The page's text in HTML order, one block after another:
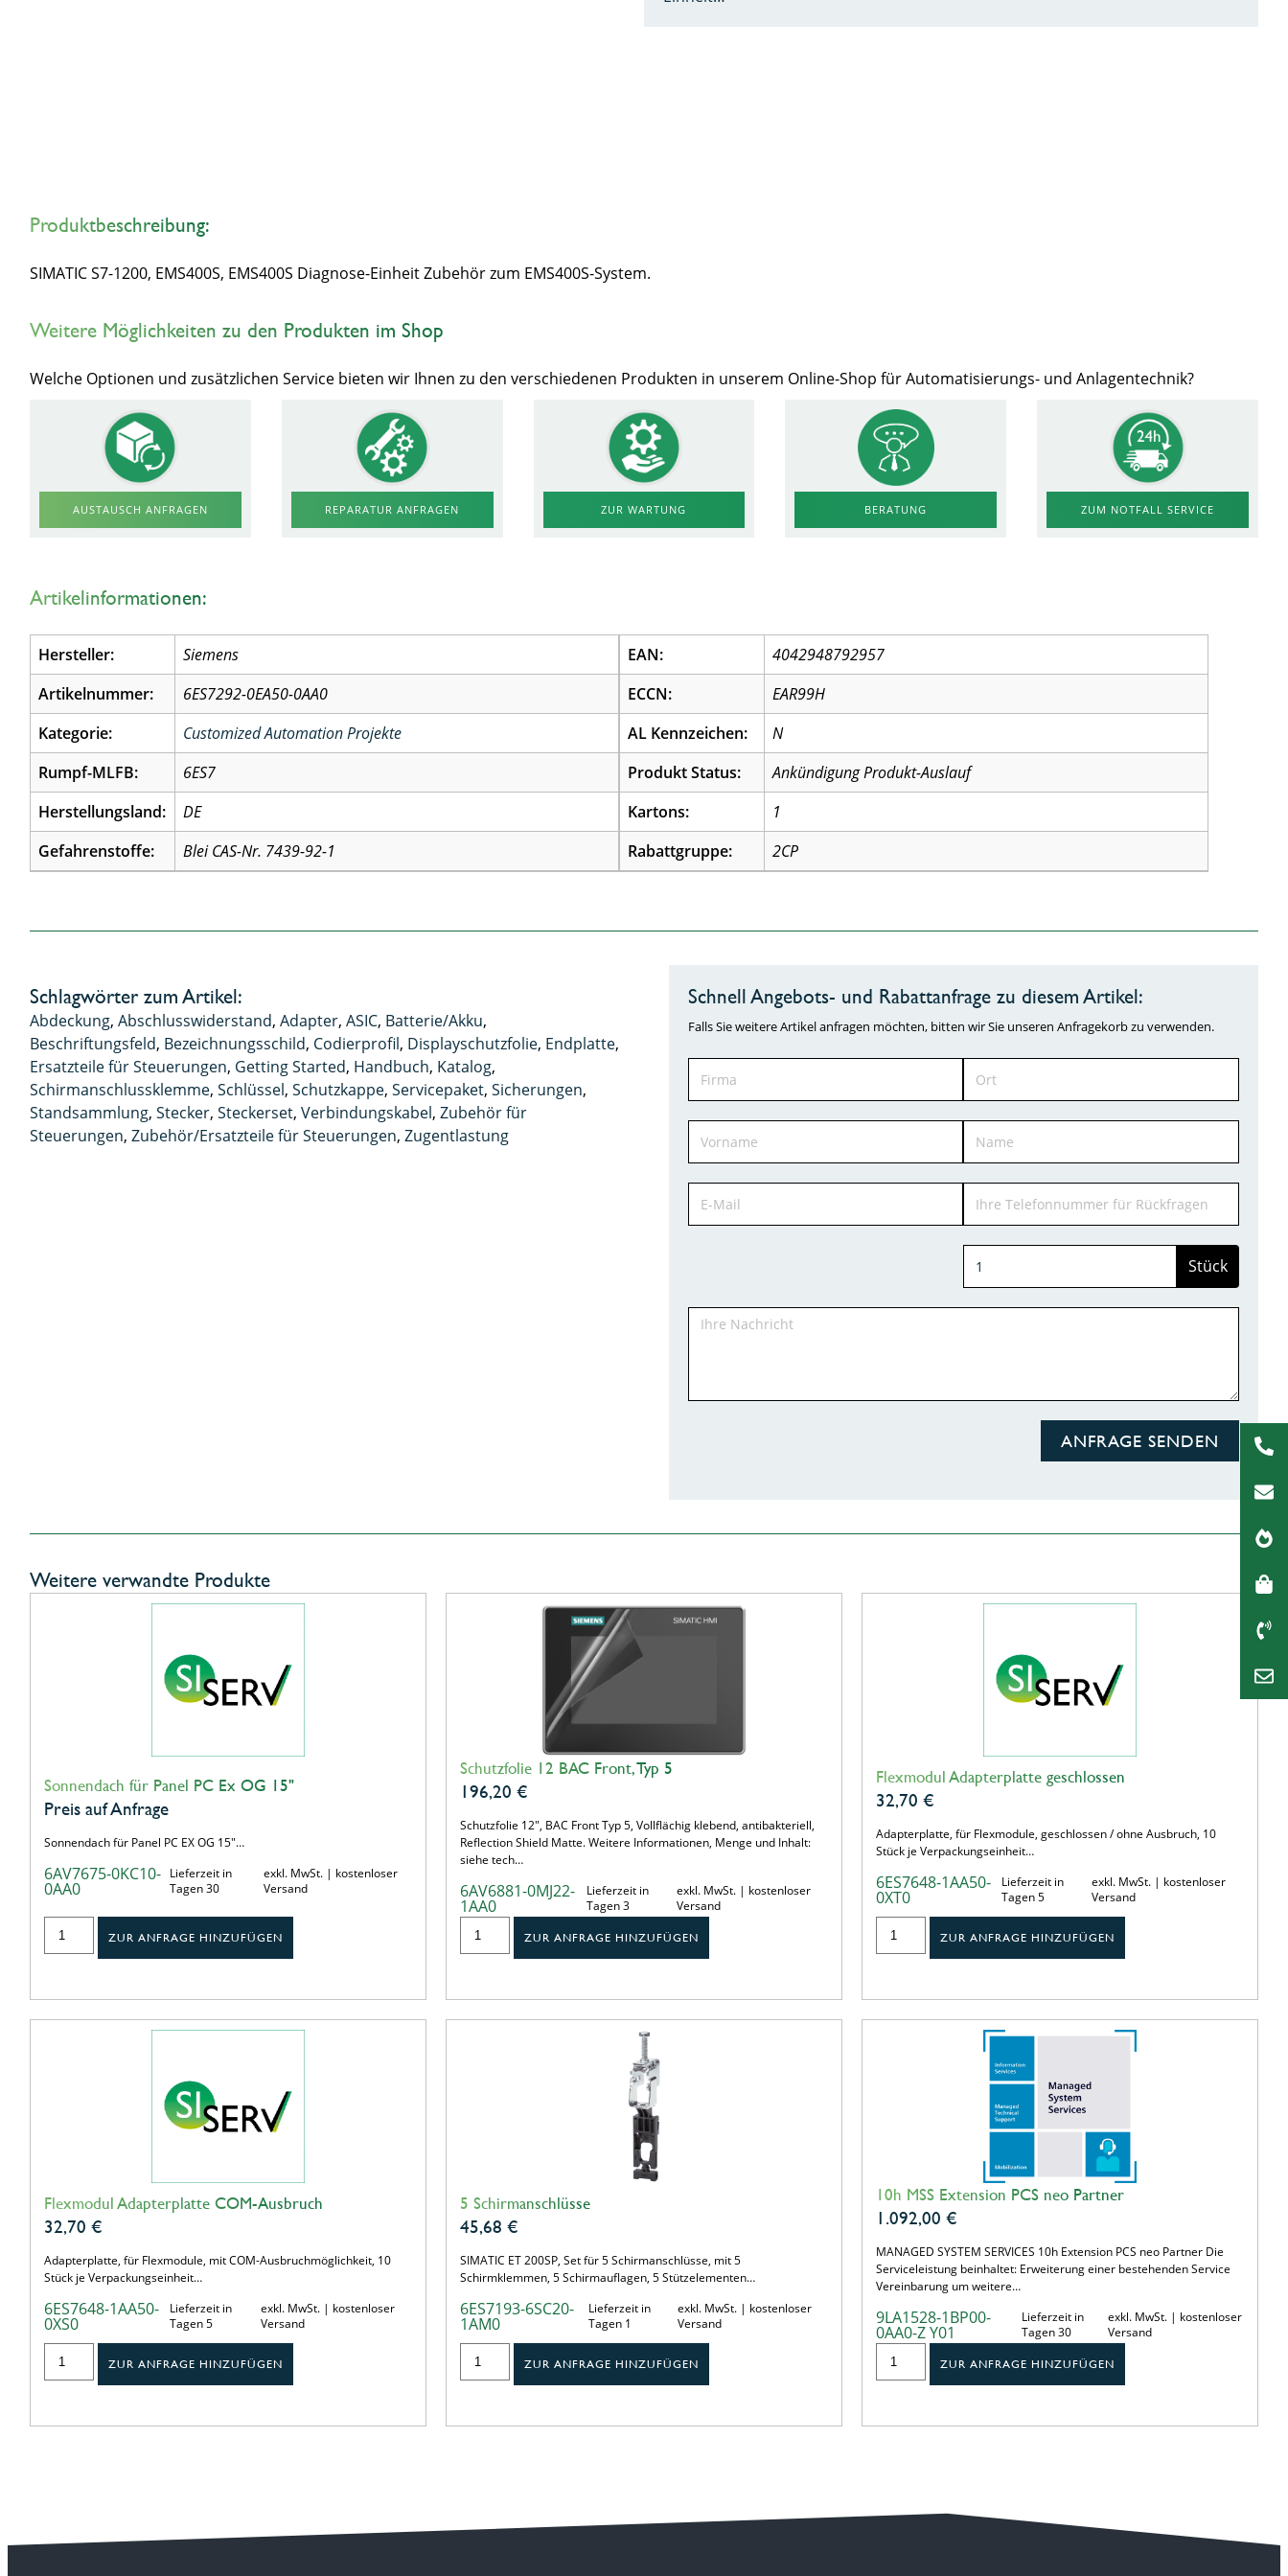
Produktbeschreibung:
SIMATIC S7-1200, EMS400S, EMS400S Diagnose-Einheit Zubehör zum EMS400S-System.
Weitere Möglichkeiten zu den Produkten im Shop
Welche Optionen und zusätzlichen Service bieten wir Ihnen zu den verschiedenen Produkten in unserem Online-Shop für Automatisierungs- und Anlagentechnik?
AUSTAUSCH ANFRAGEN REPARATUR ANFRAGEN ZUR WARTUNG BERATUNG ZUM NOTFALL SERVICE
Artikelinformationen:
Hersteller:
Siemens
Artikelnummer:
6ES7292-0EA50-0AA0
Kategorie:
Customized Automation Projekte
Rumpf-MLFB:
6ES7
Herstellungsland:
DE
Gefahrenstoffe:
Blei CAS-Nr. 7439-92-1
EAN:
4042948792957
ECCN:
EAR99H
AL Kennzeichen:
N
Produkt Status:
Ankündigung Produkt-Auslauf
Kartons:
1
Rabattgruppe:
2CP
Schlagwörter zum Artikel:
Abdeckung,Abschlusswiderstand,Adapter,ASIC, Batterie/Akku,
Beschriftungsfeld, Bezeichnungsschild, Codierprofil, Displayschutzfolie, Endplatte,
Ersatzteile für Steuerungen, Getting Started, Handbuch, Katalog,
Schirmanschlussklemme,Schlüssel,Schutzkappe,Servicepaket,Sicherungen,
Standsammlung,Stecker,Steckerset,Verbindungskabel,Zubehör für
Steuerungen,Zubehör/Ersatzteile für Steuerungen,Zugentlastung
Schnell Angebots- und Rabattanfrage zu diesem Artikel:
Falls Sie weitere Artikel anfragen möchten, bitten wir Sie unseren Anfragekorb zu verwenden.
Stück
ANFRAGE SENDEN
Weitere verwandte Produkte
Sonnendach für Panel PC Ex OG 15"
Preis auf Anfrage
Sonnendach für Panel PC EX OG 15"…
6AV7675-0KC10-
0AA0
Lieferzeit in
Tagen 30
exkl. MwSt. | kostenloser
Versand
ZUR ANFRAGE HINZUFÜGEN
Schutzfolie 12 BAC Front, Typ 5
196,20 €
Schutzfolie 12", BAC Front Typ 5, Vollflächig klebend, antibakteriell,
Reflection Shield Matte. Weitere Informationen, Menge und Inhalt:
siehe tech…
6AV6881-0MJ22-
1AA0
Lieferzeit in
Tagen 3
exkl. MwSt. | kostenloser
Versand
ZUR ANFRAGE HINZUFÜGEN
Flexmodul Adapterplatte geschlossen
32,70 €
Adapterplatte, für Flexmodule, geschlossen / ohne Ausbruch, 10
Stück je Verpackungseinheit…
6ES7648-1AA50-
0XT0
Lieferzeit in
Tagen 5
exkl. MwSt. | kostenloser
Versand
ZUR ANFRAGE HINZUFÜGEN
Flexmodul Adapterplatte COM-Ausbruch
32,70 €
Adapterplatte, für Flexmodule, mit COM-Ausbruchmöglichkeit, 10
Stück je Verpackungseinheit…
6ES7648-1AA50-
0XS0
Lieferzeit in
Tagen 5
exkl. MwSt. | kostenloser
Versand
ZUR ANFRAGE HINZUFÜGEN
5 Schirmanschlüsse
45,68 €
SIMATIC ET 200SP, Set für 5 Schirmanschlüsse, mit 5
Schirmklemmen, 5 Schirmauflagen, 5 Stützelementen…
6ES7193-6SC20-
1AM0
Lieferzeit in
Tagen 1
exkl. MwSt. | kostenloser
Versand
ZUR ANFRAGE HINZUFÜGEN
10h MSS Extension PCS neo Partner
1.092,00 €
MANAGED SYSTEM SERVICES 10h Extension PCS neo Partner Die
Serviceleistung beinhaltet: Erweiterung einer bestehenden Service
Vereinbarung um weitere…
9LA1528-1BP00-
0AA0-Z Y01
Lieferzeit in
Tagen 30
exkl. MwSt. | kostenloser
Versand
ZUR ANFRAGE HINZUFÜGEN